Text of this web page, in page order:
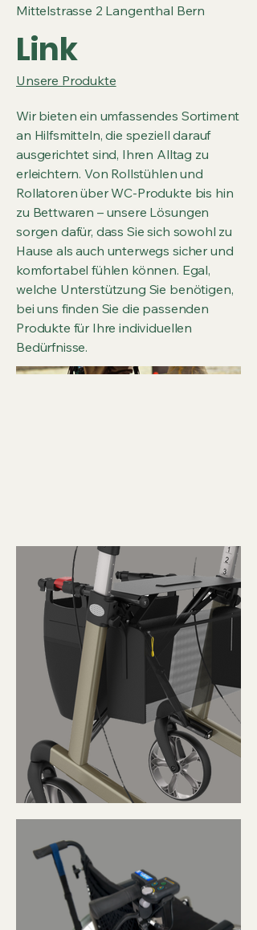
Mittelstrasse 2 Langenthal Bern
Link
Unsere Produkte
Wir bieten ein umfassendes Sortiment
an Hilfsmitteln, die speziell darauf
ausgerichtet sind, Ihren Alltag zu
erleichtern. Von Rollstühlen und
Rollatoren über WC-Produkte bis hin
zu Bettwaren – unsere Lösungen
sorgen dafür, dass Sie sich sowohl zu
Hause als auch unterwegs sicher und
komfortabel fühlen können. Egal,
welche Unterstützung Sie benötigen,
bei uns finden Sie die passenden
Produkte für Ihre individuellen
Bedürfnisse.